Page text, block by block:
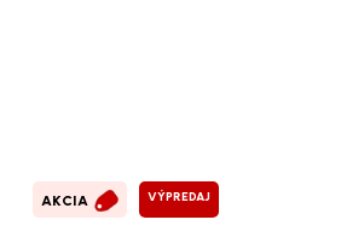
AKCIA VÝPREDAJ